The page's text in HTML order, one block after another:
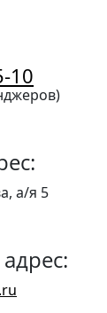
10
а/я 5